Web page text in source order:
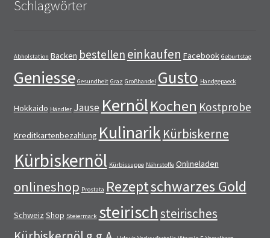
Schlagwörter
Abholstation Backen bestellen einkaufen Facebook Geburtstag
Geniesse Gesundheit Graz Großhandel Gusto Handgepaeck
Hokkaido Händler Jause KernölKochen Kostprobe
Kreditkartenbezahlung Kulinarik Kürbiskerne
Kürbiskernöl Kürbissuppe Nährstoffe Onlineladen
onlineshop Prostata Rezeptschwarzes Gold
Schweiz Shop Steiermark steirischsteirisches